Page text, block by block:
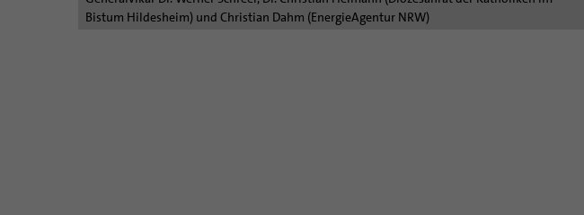
Bistum Hildesheim) und Christian Dahm (EnergieAgentur NRW)